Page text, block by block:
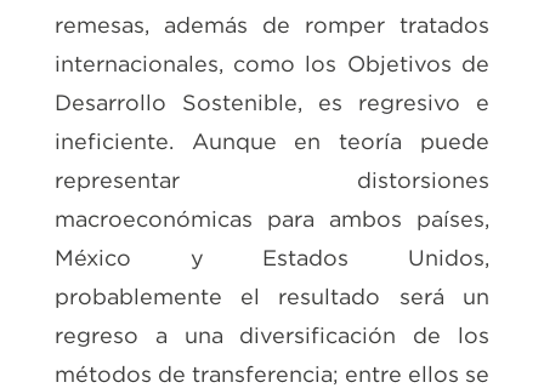
remesas, además de romper tratados
internacionales, como los Objetivos de
Desarrollo Sostenible, es regresivo e
ineficiente. Aunque en teoría puede
representar distorsiones
macroeconómicas para ambos países,
México y Estados Unidos,
probablemente el resultado será un
regreso a una diversificación de los
métodos de transferencia; entre ellos se